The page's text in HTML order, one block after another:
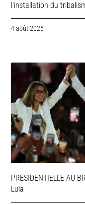
l’installation du
4 août 2026
PRESIDENTIELLE AU
Lula